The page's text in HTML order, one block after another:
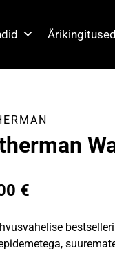
Ärikingitused
€